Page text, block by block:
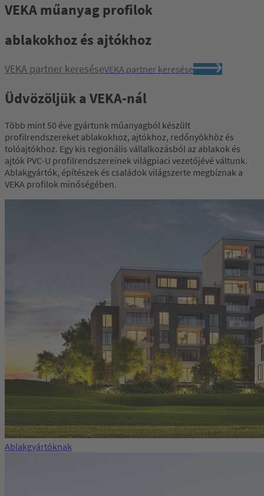
VEKA műanyag profilok
ablakokhoz és ajtókhoz
VEKA partner kereséseVEKA partner keresése
Üdvözöljük a VEKA-nál
Több mint 50 éve gyártunk műanyagból készült
profilrendszereket ablakokhoz, ajtókhoz, redőnyökhöz és
tolóajtókhoz. Egy kis regionális vállalkozásból az ablakok és
ajtók PVC-U profilrendszereinek világpiaci vezetőjévé váltunk.
Ablakgyártók, építészek és családok világszerte megbíznak a
VEKA profilok minőségében.
Ablakgyártóknak